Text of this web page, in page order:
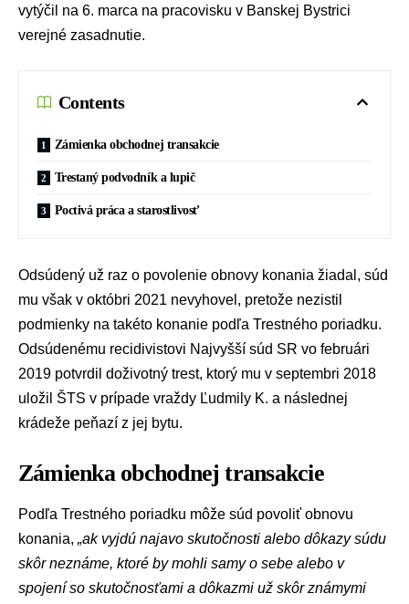
vytýčil na 6. marca na pracovisku v Banskej Bystrici
verejné zasadnutie.
Contents
Zámienka obchodnej transakcie
Trestaný podvodník a lupič
Poctivá práca a starostlivosť
Odsúdený už raz o povolenie obnovy konania žiadal, súd
mu však v októbri 2021 nevyhovel, pretože nezistil
podmienky na takéto konanie podľa Trestného poriadku.
Odsúdenému recidivistovi Najvyšší súd SR vo februári
2019 potvrdil doživotný trest, ktorý mu v septembri 2018
uložil ŠTS v prípade vraždy Ľudmily K. a následnej
krádeže peňazí z jej bytu.
Zámienka obchodnej transakcie
Podľa Trestného poriadku môže súd povoliť obnovu
konania, „ak vyjdú najavo skutočnosti alebo dôkazy súdu
skôr neznáme, ktoré by mohli samy o sebe alebo v
spojení so skutočnosťami a dôkazmi už skôr známymi